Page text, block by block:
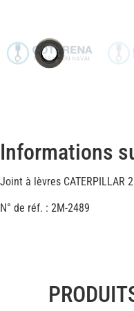
Informations
Joint à lèvres CATERPILLAR
N° de réf. : 2M-2489